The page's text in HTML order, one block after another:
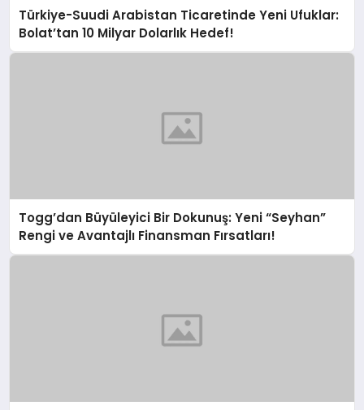
Türkiye-Suudi Arabistan Ticaretinde Yeni Ufuklar:
Bolat’tan 10 Milyar Dolarlık Hedef!
Togg’dan Büyüleyici Bir Dokunuş: Yeni “Seyhan”
Rengi ve Avantajlı Finansman Fırsatları!